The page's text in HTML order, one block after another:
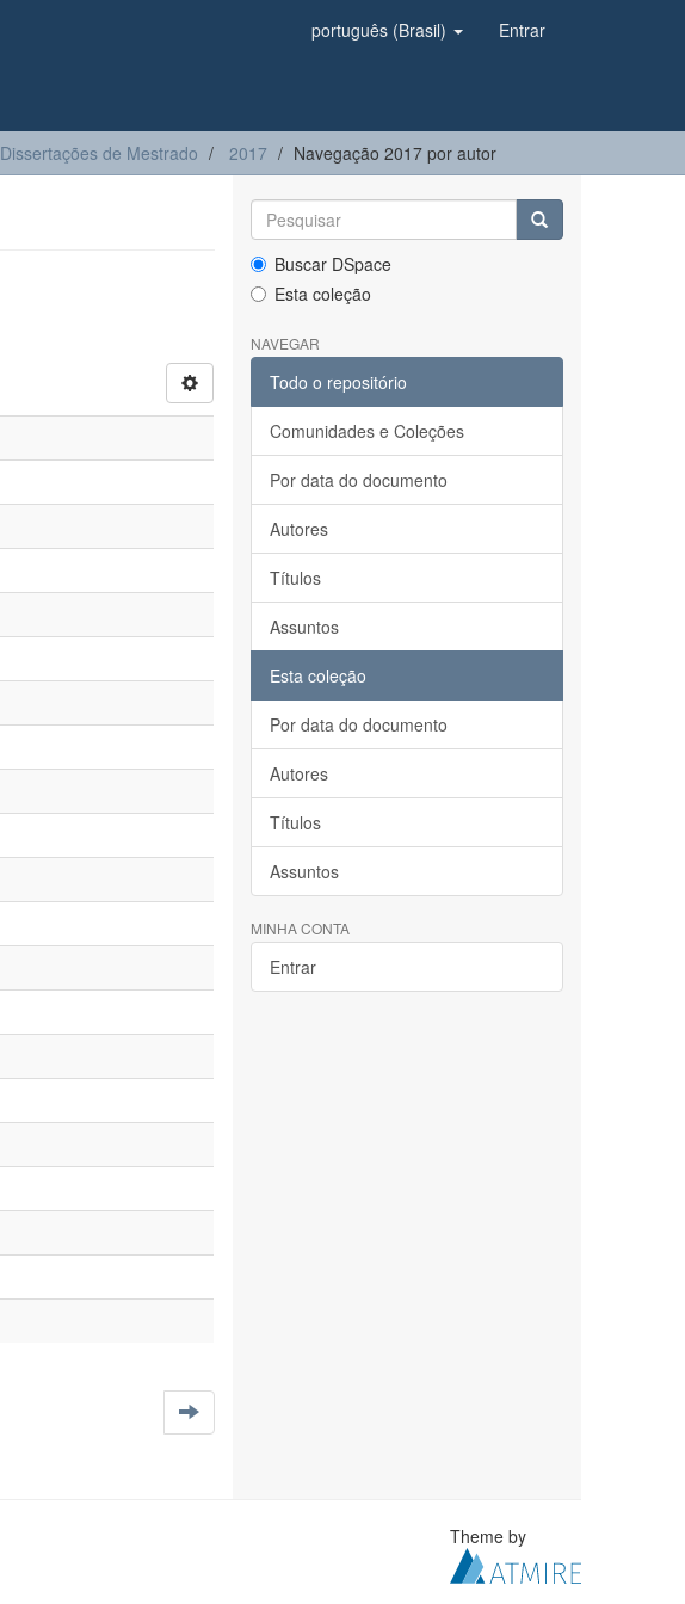
português (Brasil) Entrar
Dissertações de Mestrado 2017 Navegação 2017 por autor
Buscar DSpace
Esta coleção
NAVEGAR
Todo o repositório
Comunidades e Coleções
Por data do documento
Autores
Títulos
Assuntos
Esta coleção
Por data do documento
Autores
Títulos
Assuntos
MINHA CONTA
Entrar
Theme by